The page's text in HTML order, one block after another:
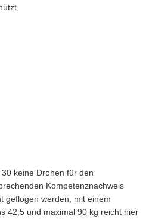
keine Drohen für den
Kompetenznachweis
geflogen werden, mit einem
42,5 und maximal 90 kg reicht hier